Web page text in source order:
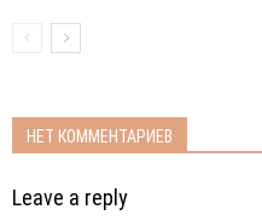
НЕТ КОММЕНТАРИЕВ
Leave a reply